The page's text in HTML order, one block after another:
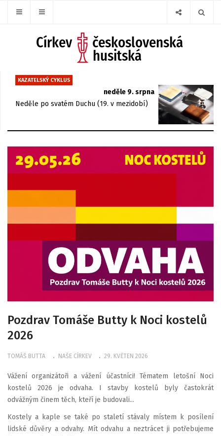
KAZATELSKÝ CYKLUS
neděle 9. srpna
Neděle po svatém Duchu (19. v mezidobí)
Pozdrav Tomáše Butty k Noci kostelů
2026
TOMÁŠ BUTTA NAŠE CÍRKEV 29. KVĚTEN 2026
Vážení organizátoři a vážení účastníci! Tématem letošní Noci
kostelů 2026 je odvaha. I stavby kostelů byly častokrát
odvážným činem těch, kteří je budovali...
Kostely a kaple se také po staletí stávaly místem k posílení
lidské důvěry a odvahy. Mít odvahu a neztrácet ji potřebujeme